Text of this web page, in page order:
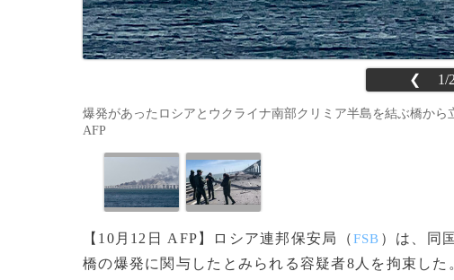
❮ 1/2
爆発があったロシアとウクライナ南部クリミア半島を結ぶ橋か
AFP
【10月12日 AFP】ロシア連邦保安局（FSB ）は、同
橋の爆発に関与したとみられる容疑者8人を拘束し